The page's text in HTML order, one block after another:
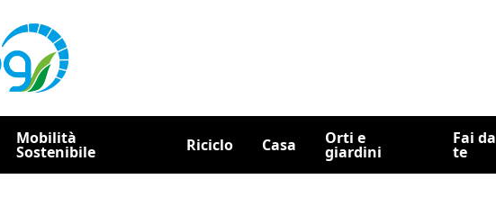
Mobilità
Sostenibile Riciclo Casa Orti e
giardini
Fai da
te